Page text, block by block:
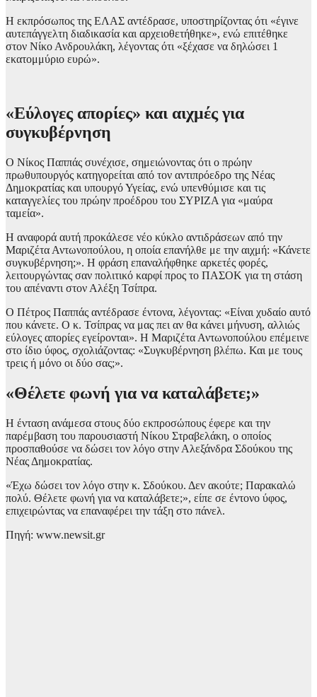
Η εκπρόσωπος της ΕΛΑΣ αντέδρασε, υποστηρίζοντας ότι «έγινε
αυτεπάγγελτη διαδικασία και αρχειοθετήθηκε», ενώ επιτέθηκε
στον Νίκο Ανδρουλάκη, λέγοντας ότι «ξέχασε να δηλώσει 1
εκατομμύριο ευρώ».
«Εύλογες απορίες» και αιχμές για
συγκυβέρνηση
Ο Νίκος Παππάς συνέχισε, σημειώνοντας ότι ο πρώην
πρωθυπουργός κατηγορείται από τον αντιπρόεδρο της Νέας
Δημοκρατίας και υπουργό Υγείας, ενώ υπενθύμισε και τις
καταγγελίες του πρώην προέδρου του ΣΥΡΙΖΑ για «μαύρα
ταμεία».
Η αναφορά αυτή προκάλεσε νέο κύκλο αντιδράσεων από την
Μαριζέτα Αντωνοπούλου, η οποία επανήλθε με την αιχμή: «Κάνετε
συγκυβέρνηση;». Η φράση επαναλήφθηκε αρκετές φορές,
λειτουργώντας σαν πολιτικό καρφί προς το ΠΑΣΟΚ για τη στάση
του απέναντι στον Αλέξη Τσίπρα.
Ο Πέτρος Παππάς αντέδρασε έντονα, λέγοντας: «Είναι χυδαίο αυτό
που κάνετε. Ο κ. Τσίπρας να μας πει αν θα κάνει μήνυση, αλλιώς
εύλογες απορίες εγείρονται». Η Μαριζέτα Αντωνοπούλου επέμεινε
στο ίδιο ύφος, σχολιάζοντας: «Συγκυβέρνηση βλέπω. Και με τους
τρεις ή μόνο οι δύο σας;».
«Θέλετε φωνή για να καταλάβετε;»
Η ένταση ανάμεσα στους δύο εκπροσώπους έφερε και την
παρέμβαση του παρουσιαστή Νίκου Στραβελάκη, ο οποίος
προσπαθούσε να δώσει τον λόγο στην Αλεξάνδρα Σδούκου της
Νέας Δημοκρατίας.
«Έχω δώσει τον λόγο στην κ. Σδούκου. Δεν ακούτε; Παρακαλώ
πολύ. Θέλετε φωνή για να καταλάβετε;», είπε σε έντονο ύφος,
επιχειρώντας να επαναφέρει την τάξη στο πάνελ.
Πηγή: www.newsit.gr